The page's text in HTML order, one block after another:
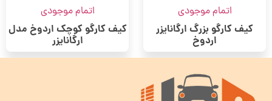
اتمام موجودی
کیف کارگو بزرگ ارگانایزر
اردوخ
اتمام موجودی
کیف کارگو کوچک اردوخ مدل
ارگانایزر